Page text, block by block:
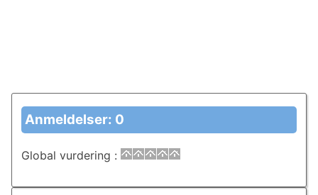
Anmeldelser: 0
Global vurdering :